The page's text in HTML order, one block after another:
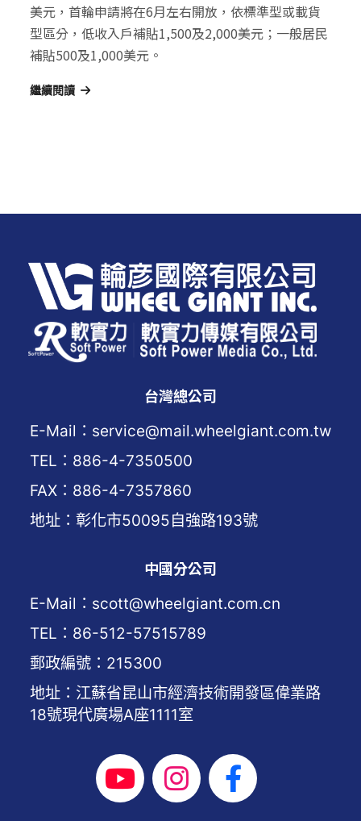
美元，首輪申請將在6月左右開放，依標準型或載貨
型區分，低收入戶補貼1,500及2,000美元；一般居民
補貼500及1,000美元。
繼續閱讀
台灣總公司
E-Mail：service@mail.wheelgiant.com.tw
TEL：886-4-7350500
FAX：886-4-7357860
地址：彰化市50095自強路193號
中國分公司
E-Mail：scott@wheelgiant.com.cn
TEL：86-512-57515789
郵政編號：215300
地址：江蘇省昆山市經濟技術開發區偉業路
18號現代廣場A座1111室